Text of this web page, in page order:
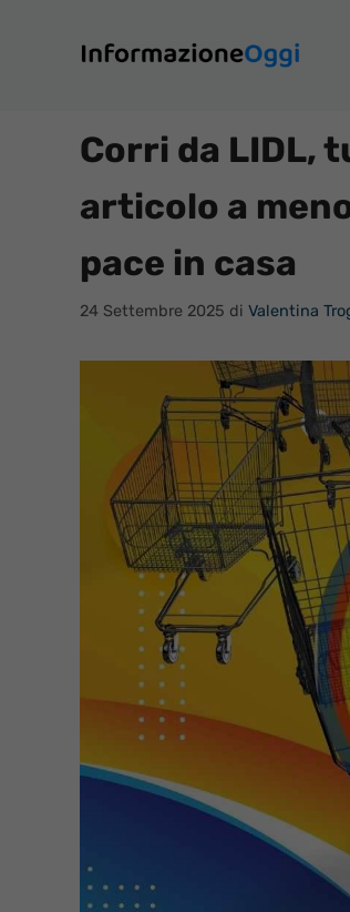
contenuto
Corri da LIDL,
articolo a
pace in casa
24 Settembre 2025 di Valentina